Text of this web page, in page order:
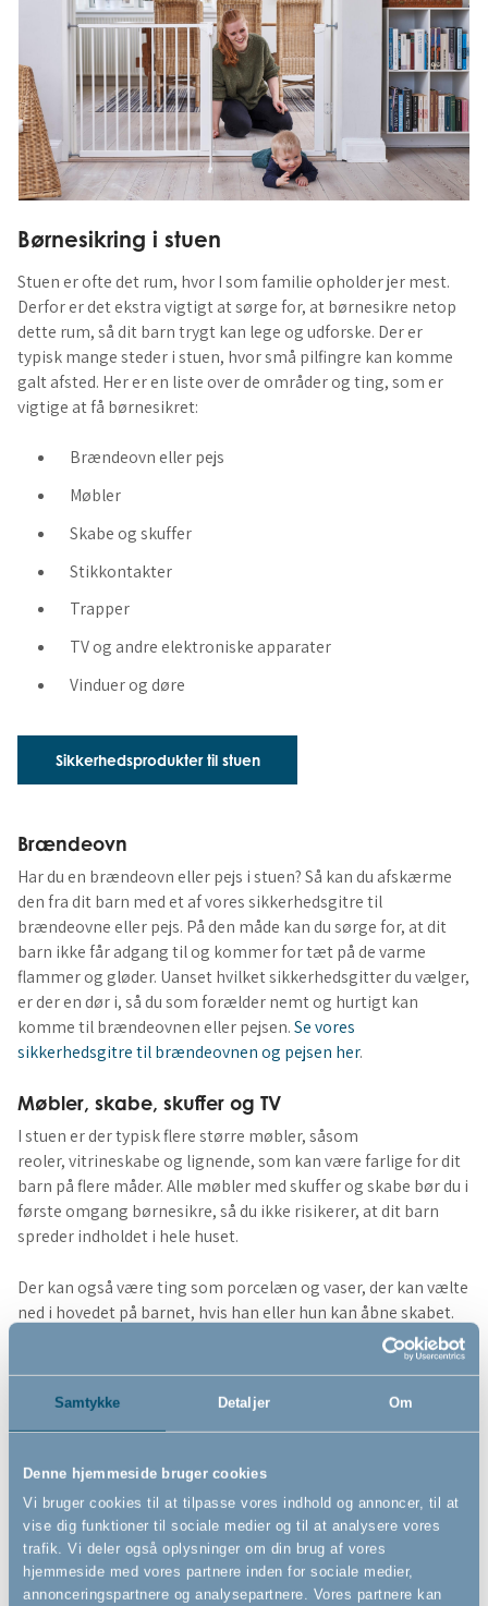
Samtykke Detaljer Om
Denne hjemmeside bruger cookies
Vi bruger cookies til at tilpasse vores indhold og annoncer, til at
vise dig funktioner til sociale medier og til at analysere vores
trafik. Vi deler også oplysninger om din brug af vores
hjemmeside med vores partnere inden for sociale medier,
annonceringspartnere og analysepartnere. Vores partnere kan
Børnesikring i stuen
Stuen er ofte det rum, hvor I som familie opholder jer mest.
Derfor er det ekstra vigtigt at sørge for, at børnesikre netop
dette rum, så dit barn trygt kan lege og udforske. Der er
typisk mange steder i stuen, hvor små pilfingre kan komme
galt afsted. Her er en liste over de områder og ting, som er
vigtige at få børnesikret:
Brændeovn eller pejs
Møbler
Skabe og skuffer
Stikkontakter
Trapper
TV og andre elektroniske apparater
Vinduer og døre
Sikkerhedsprodukter til stuen
Brændeovn
Har du en brændeovn eller pejs i stuen? Så kan du afskærme
den fra dit barn med et af vores sikkerhedsgitre til
brændeovne eller pejs. På den måde kan du sørge for, at dit
barn ikke får adgang til og kommer for tæt på de varme
flammer og gløder. Uanset hvilket sikkerhedsgitter du vælger,
er der en dør i, så du som forælder nemt og hurtigt kan
komme til brændeovnen eller pejsen.Se vores
sikkerhedsgitre til brændeovnen og pejsen her.
Møbler, skabe, skuffer og TV
I stuen er der typisk flere større møbler, såsom
reoler, vitrineskabe og lignende, som kan være farlige for dit
barn på flere måder. Alle møbler med skuffer og skabe bør du i
første omgang børnesikre, så du ikke risikerer, at dit barn
spreder indholdet i hele huset.
Der kan også være ting som porcelæn og vaser, der kan vælte
ned i hovedet på barnet, hvis han eller hun kan åbne skabet.
BabyDan
BabyDan multilås,
Valget af lås afhænger af, hvad der passer bedst til dit behov,
og hvilket slags møbel, det drejer sig om.Du kan lære mere
om de fem sikkerhedsprodukter ved at klikke på dem.
Hvis du har store møbler i stuen, er det også meget vigtigt, at
du spænder dem fast til væggen, så de ikke kan vælte ned
over dit barn. Her kan du bruge enBabyDan Anti-Tip
møbelstrop. På samme måde, kan du bruge møbelstroppen